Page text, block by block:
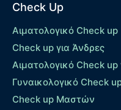
Check Up
Αιματολογικό Check up
Check up για Άνδρες
Αιματολογικό Check up
Γυναικολογικό Check
Check up Μαστών